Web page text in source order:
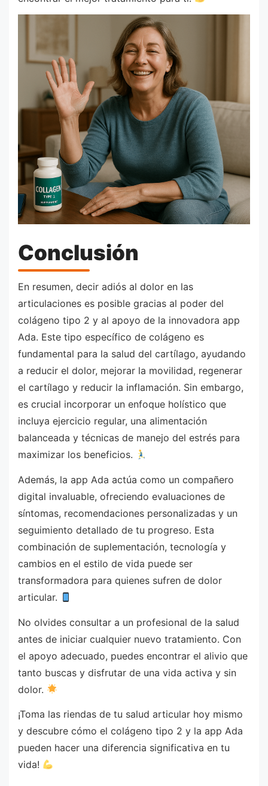
Conclusión
En resumen, decir adiós al dolor en las
articulaciones es posible gracias al poder del
colágeno tipo 2 y al apoyo de la innovadora app
Ada. Este tipo específico de colágeno es
fundamental para la salud del cartílago, ayudando
a reducir el dolor, mejorar la movilidad, regenerar
el cartílago y reducir la inflamación. Sin embargo,
es crucial incorporar un enfoque holístico que
incluya ejercicio regular, una alimentación
balanceada y técnicas de manejo del estrés para
maximizar los beneficios.
Además, la app Ada actúa como un compañero
digital invaluable, ofreciendo evaluaciones de
síntomas, recomendaciones personalizadas y un
seguimiento detallado de tu progreso. Esta
combinación de suplementación, tecnología y
cambios en el estilo de vida puede ser
transformadora para quienes sufren de dolor
articular.
No olvides consultar a un profesional de la salud
antes de iniciar cualquier nuevo tratamiento. Con
el apoyo adecuado, puedes encontrar el alivio que
tanto buscas y disfrutar de una vida activa y sin
dolor.
¡Toma las riendas de tu salud articular hoy mismo
y descubre cómo el colágeno tipo 2 y la app Ada
pueden hacer una diferencia significativa en tu
vida!